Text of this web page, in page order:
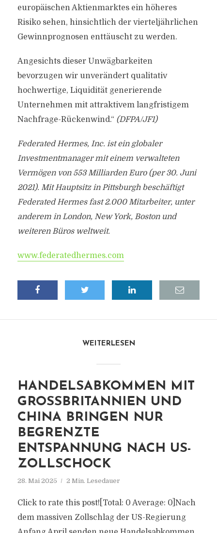
europäischen Aktienmarktes ein höheres
Risiko sehen, hinsichtlich der vierteljährlichen
Gewinnprognosen enttäuscht zu werden.
Angesichts dieser Unwägbarkeiten
bevorzugen wir unverändert qualitativ
hochwertige, Liquidität generierende
Unternehmen mit attraktivem langfristigem
Nachfrage-Rückenwind.“ (DFPA/JF1)
Federated Hermes, Inc. ist ein globaler
Investmentmanager mit einem verwalteten
Vermögen von 553 Milliarden Euro (per 30. Juni
2021). Mit Hauptsitz in Pittsburgh beschäftigt
Federated Hermes fast 2.000 Mitarbeiter, unter
anderem in London, New York, Boston und
weiteren Büros weltweit.
www.federatedhermes.com
WEITERLESEN
HANDELSABKOMMEN MIT
GROSSBRITANNIEN UND C
HINA BRINGEN NUR B
EGRENZTE E
NTSPANNUNG NACH US-Z
OLLSCHOCK
28. Mai 2025 2 Min. Lesedauer
Click to rate this post![Total: 0 Average: 0]Nach
dem massiven Zollschlag der US-Regierung